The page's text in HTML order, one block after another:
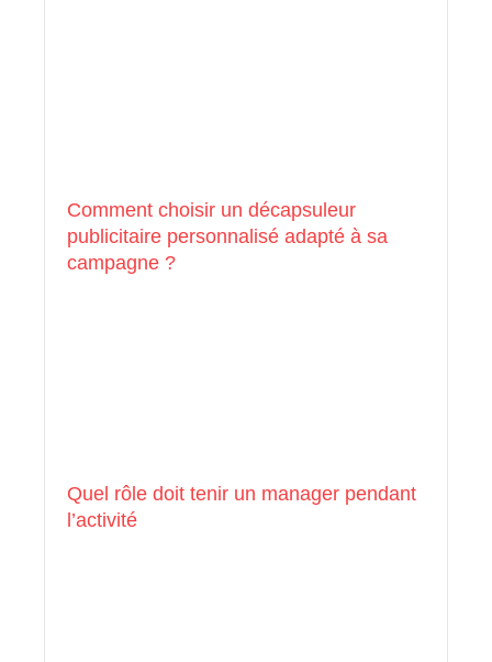
Comment choisir un décapsuleur
publicitaire personnalisé adapté à sa
campagne ?
Quel rôle doit tenir un manager pendant
l’activité